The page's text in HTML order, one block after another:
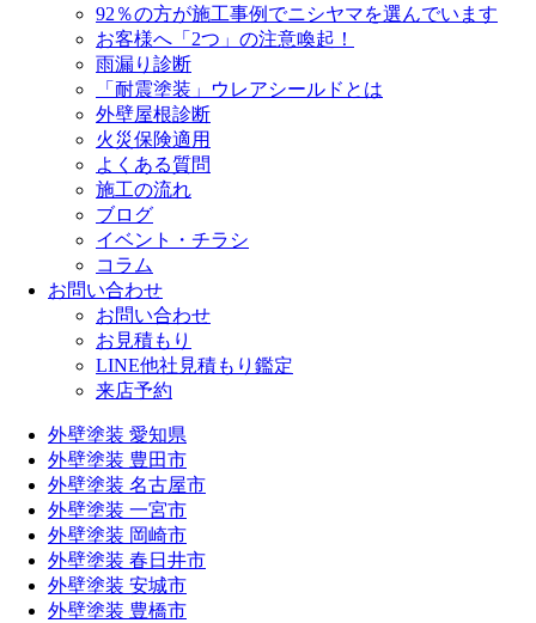
92％の方が施工事例でニシヤマを選んでいます
お客様へ「2つ」の注意喚起！
雨漏り診断
「耐震塗装」ウレアシールドとは
外壁屋根診断
火災保険適用
よくある質問
施工の流れ
ブログ
イベント・チラシ
コラム
お問い合わせ
お問い合わせ
お見積もり
LINE他社見積もり鑑定
来店予約
外壁塗装 愛知県
外壁塗装 豊田市
外壁塗装 名古屋市
外壁塗装 一宮市
外壁塗装 岡崎市
外壁塗装 春日井市
外壁塗装 安城市
外壁塗装 豊橋市